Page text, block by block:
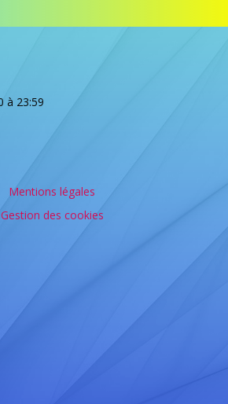
à 23:59
Mentions légales
Gestion des cookies